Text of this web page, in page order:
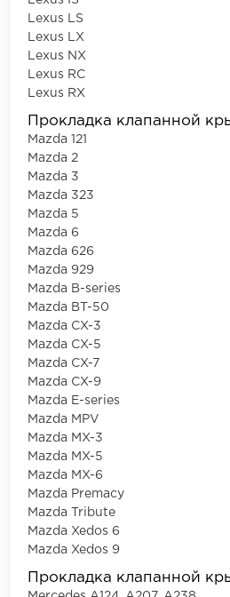
Lexus LS
Lexus LX
Lexus NX
Lexus RC
Lexus RX
Прокладка клапанной
Mazda 121
Mazda 2
Mazda 3
Mazda 323
Mazda 5
Mazda 6
Mazda 626
Mazda 929
Mazda B-series
Mazda BT-50
Mazda CX-3
Mazda CX-5
Mazda CX-7
Mazda CX-9
Mazda E-series
Mazda MPV
Mazda MX-3
Mazda MX-5
Mazda MX-6
Mazda Premacy
Mazda Tribute
Mazda Xedos 6
Mazda Xedos 9
Прокладка клапанной